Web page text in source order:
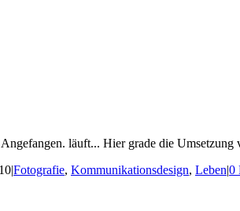
läuft... Hier grade die
|Fotografie, Kommunikationsdesign, Leben|0